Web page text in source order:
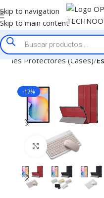
Skip to navigation
Skip to main content
Protectores (Cases)
-17%
Click to enlarge